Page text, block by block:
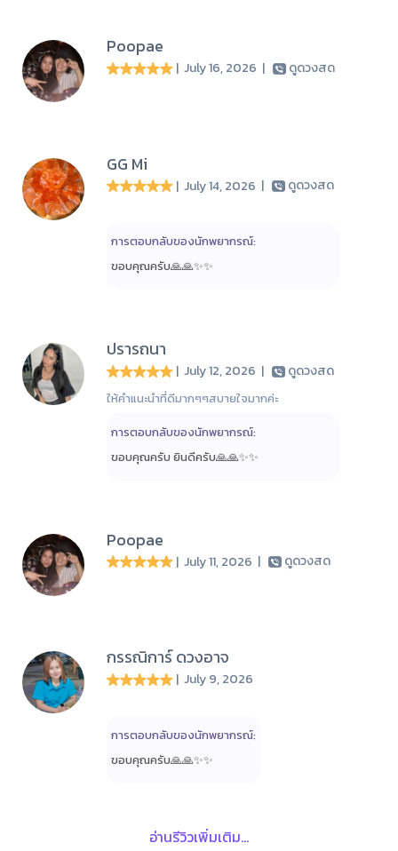
Poopae
| July 16, 2026 | ดูดวงสด
GG Mi
| July 14, 2026 | ดูดวงสด
การตอบกลับของนักพยากรณ์:
ขอบคุณครับ🙏🙏✨️✨️
ปรารถนา
| July 12, 2026 | ดูดวงสด
ให้คำแนะนำที่ดีมากๆๆสบายใจมากค่ะ
การตอบกลับของนักพยากรณ์:
ขอบคุณครับ ยินดีครับ🙏🙏✨️✨️
Poopae
| July 11, 2026 | ดูดวงสด
กรรณิการ์ ดวงอาจ
| July 9, 2026
การตอบกลับของนักพยากรณ์:
ขอบคุณครับ🙏🙏✨️✨️
อ่านรีวิวเพิ่มเติม...